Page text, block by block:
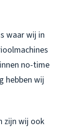
waar wij in
no-time
hebben wij
zijn wij ook